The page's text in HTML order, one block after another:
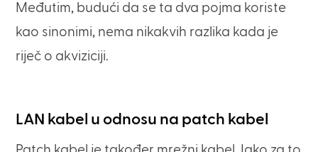
Međutim, budući da se ta dva pojma koriste
kao sinonimi, nema nikakvih razlika kada je
riječ o akviziciji.
LAN kabel u odnosu na patch kabel